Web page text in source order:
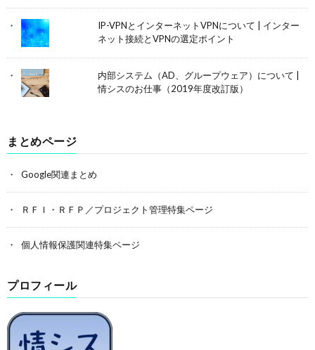
IP-VPNとインターネットVPNについて | インター
ネット接続とVPNの選定ポイント
内部システム（AD、グループウェア）について |
情シスのお仕事（2019年度改訂版）
まとめページ
Google関連まとめ
ＲＦＩ・ＲＦＰ／プロジェクト管理特集ページ
個人情報保護関連特集ページ
プロフィール